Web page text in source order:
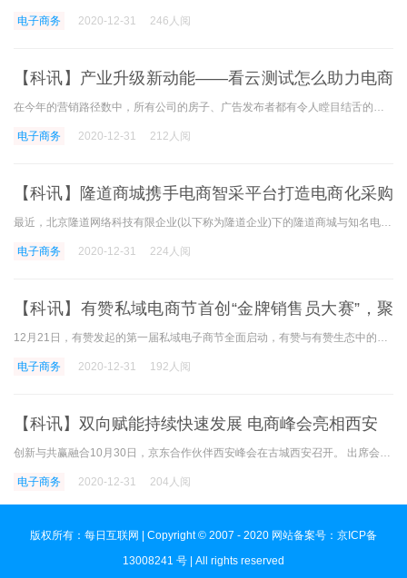
电子商务 2020-12-31 246人阅
【科讯】产业升级新动能——看云测试怎么助力电商
成为客户的朋友
在今年的营销路径数中，所有公司的房子、广告发布者都有令人瞠目结舌的现象。 是直播带货。 迅速席卷整个社会，成为拉动农业支持扶贫和经济增长的新方法。 确实，直播带货属于
电子商务 2020-12-31 212人阅
【科讯】隆道商城携手电商智采平台打造电商化采购
标杆公司
最近，北京隆道网络科技有限企业(以下称为隆道企业)下的隆道商城与知名电商公司的大客户业务合作，通过跨平台技术访问其智慧云之一的智采平台，丰富的商品品种、高品质 系统上
电子商务 2020-12-31 224人阅
【科讯】有赞私域电商节首创“金牌销售员大赛”，聚
焦门店导购数字化转型
12月21日，有赞发起的第一届私域电子商节全面启动，有赞与有赞生态中的各类伙伴合作，共同帮助商家的私域建设在实战中全面落地。 在私人区域电子商务节期间，有赞宣布了前所未
电子商务 2020-12-31 192人阅
【科讯】双向赋能持续快速发展 电商峰会亮相西安
创新与共赢融合10月30日，京东合作伙伴西安峰会在古城西安召开。 出席会议的政府领导人、专家、公司代表和京东集团商业街、金融、物流、技术四个板块人员聚集在西安，与京东云
电子商务 2020-12-31 204人阅
版权所有：每日互联网 | Copyright © 2007 - 2020 网站备案号：京ICP备
13008241 号 | All rights reserved